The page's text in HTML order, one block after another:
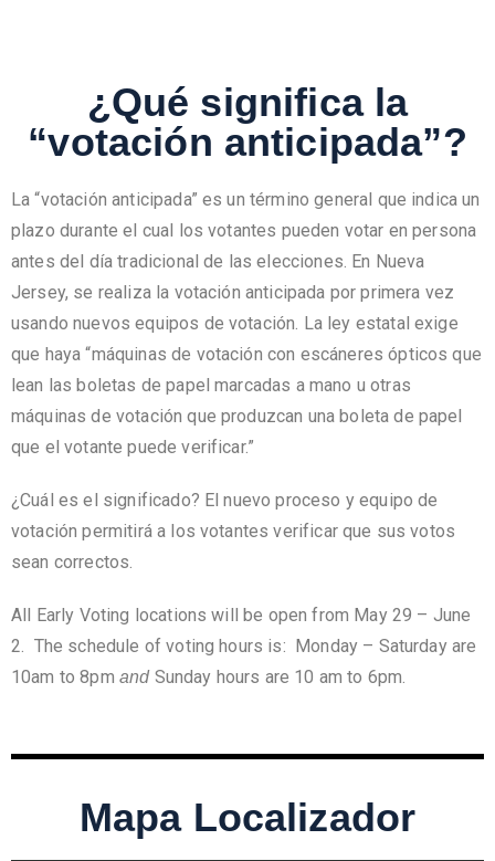
¿Qué significa la
“votación anticipada”?
La “votación anticipada” es un término general que indica un
plazo durante el cual los votantes pueden votar en persona
antes del día tradicional de las elecciones. En Nueva
Jersey, se realiza la votación anticipada por primera vez
usando nuevos equipos de votación. La ley estatal exige
que haya “máquinas de votación con escáneres ópticos que
lean las boletas de papel marcadas a mano u otras
máquinas de votación que produzcan una boleta de papel
que el votante puede verificar.”
¿Cuál es el significado? El nuevo proceso y equipo de
votación permitirá a los votantes verificar que sus votos
sean correctos.
All Early Voting locations will be open from May 29 – June
2. The schedule of voting hours is: Monday – Saturday are
10am to 8pm and Sunday hours are 10 am to 6pm.
Mapa Localizador